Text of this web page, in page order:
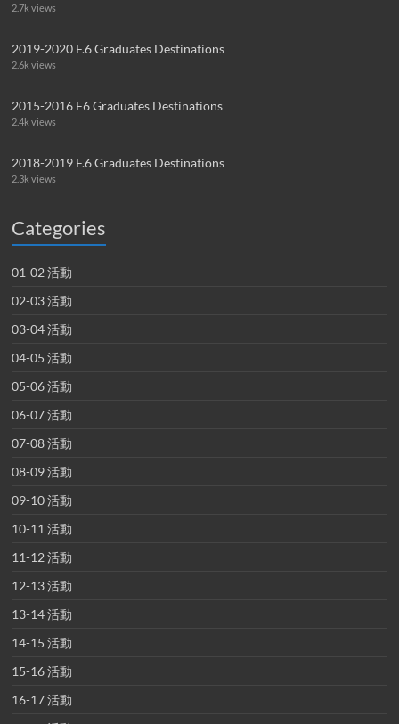
2.7k views
2019-2020 F.6 Graduates Destinations
2.6k views
2015-2016 F6 Graduates Destinations
2.4k views
2018-2019 F.6 Graduates Destinations
2.3k views
Categories
01-02 活動
02-03 活動
03-04 活動
04-05 活動
05-06 活動
06-07 活動
07-08 活動
08-09 活動
09-10 活動
10-11 活動
11-12 活動
12-13 活動
13-14 活動
14-15 活動
15-16 活動
16-17 活動